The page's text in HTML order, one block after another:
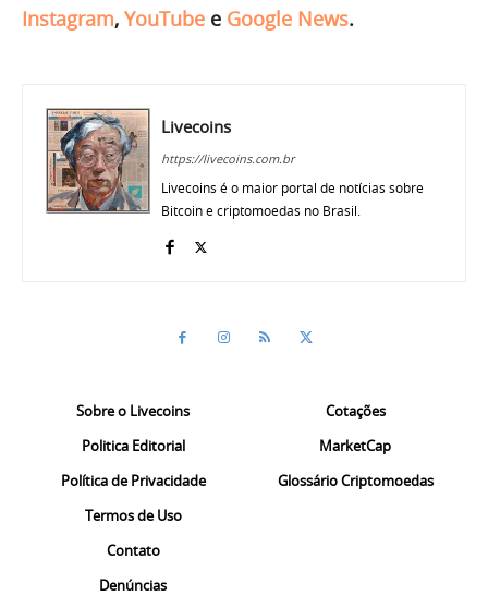
Instagram, YouTube e Google News.
Livecoins
https://livecoins.com.br
Livecoins é o maior portal de notícias sobre
Bitcoin e criptomoedas no Brasil.
Sobre o Livecoins
Politica Editorial
Política de Privacidade
Termos de Uso
Contato
Denúncias
Cotações
MarketCap
Glossário Criptomoedas